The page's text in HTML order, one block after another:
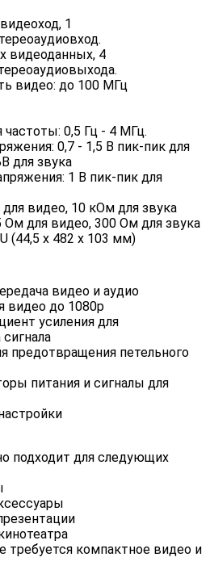
1
видеоданных, 4
видео: до 100 МГц
0,5 Гц - 4 МГц.
0,7 - 1,5 В пик-пик для
для звука
1 В пик-пик для
видео, 10 кОм для звука
для видео, 300 Ом для звука
(44,5 х 482 х 103 мм)
видео и аудио
видео до 1080p
усиления для
предотвращения петельного
питания и сигналы для
подходит для следующих
компактное видео и